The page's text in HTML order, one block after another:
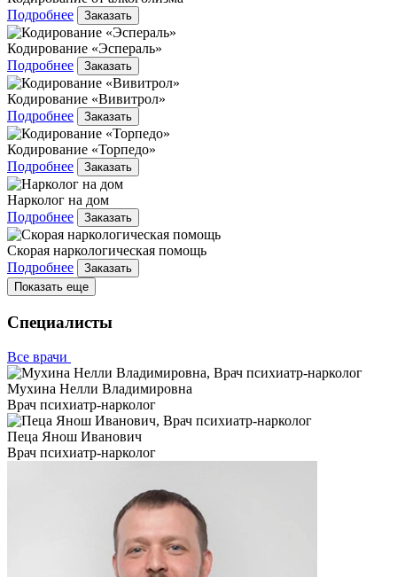
Подробнее
Заказать
Кодирование «Эспераль»
Подробнее
Заказать
Кодирование «Вивитрол»
Подробнее
Заказать
Кодирование «Торпедо»
Подробнее
Заказать
Нарколог на дом
Подробнее
Заказать
Скорая наркологическая помощь
Подробнее
Заказать
Показать еще
Специалисты
Все врачи
Мухина Нелли Владимировна
Врач психиатр-нарколог
Пеца Янош Иванович
Врач психиатр-нарколог